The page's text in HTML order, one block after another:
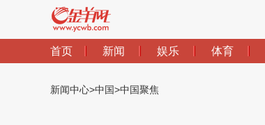
首页 新闻 娱乐 体育
新闻中心>中国>中国聚焦